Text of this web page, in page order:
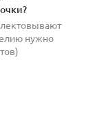
нужно